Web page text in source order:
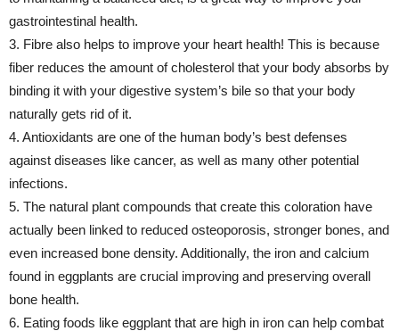
gastrointestinal health.
3. Fibre also helps to improve your heart health! This is because
fiber reduces the amount of cholesterol that your body absorbs by
binding it with your digestive system’s bile so that your body
naturally gets rid of it.
4. Antioxidants are one of the human body’s best defenses
against diseases like cancer, as well as many other potential
infections.
5. The natural plant compounds that create this coloration have
actually been linked to reduced osteoporosis, stronger bones, and
even increased bone density. Additionally, the iron and calcium
found in eggplants are crucial improving and preserving overall
bone health.
6. Eating foods like eggplant that are high in iron can help combat